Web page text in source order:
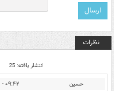
نظرات
انتشار یافته: 25
حسین ۰۹:۴۲ - ۱۴۰۲/۰۹/۱۰